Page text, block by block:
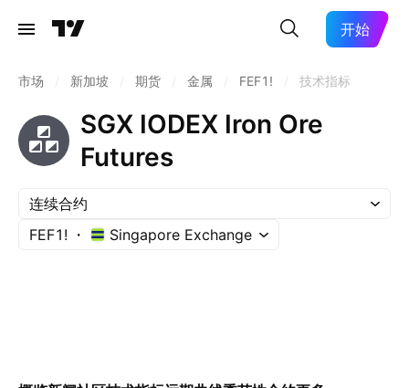
开始
市场 新加坡 期货 金属 FEF1! 技术指标
SGX IODEX Iron Ore
Futures
连续合约
FEF1!
Singapore Exchange